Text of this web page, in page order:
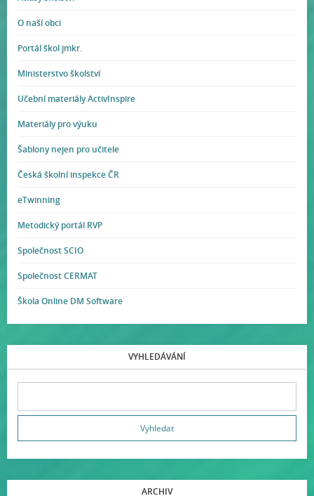
O naší obci
Portál škol jmkr.
Ministerstvo školství
Učební materiály ActivInspire
Materiály pro výuku
Šablony nejen pro učitele
Česká školní inspekce ČR
eTwinning
Metodický portál RVP
Společnost SCIO
Společnost CERMAT
Škola Online DM Software
VYHLEDÁVÁNÍ
ARCHIV